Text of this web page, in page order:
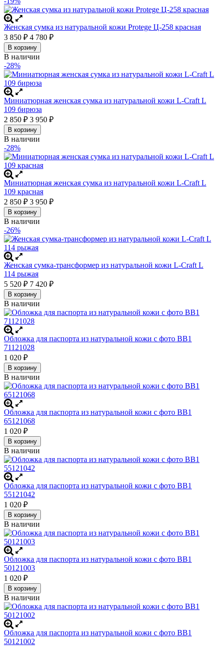
Женская сумка из натуральной кожи Protege Ц-258 красная
3 850 ₽ 4 780 ₽
В корзину
В наличии
-28%
Миниатюрная женская сумка из натуральной кожи L-Craft L
109 бирюза
2 850 ₽ 3 950 ₽
В корзину
В наличии
-28%
Миниатюрная женская сумка из натуральной кожи L-Craft L
109 красная
2 850 ₽ 3 950 ₽
В корзину
В наличии
-26%
Женская сумка-трансформер из натуральной кожи L-Craft L
114 рыжая
5 520 ₽ 7 420 ₽
В корзину
В наличии
Обложка для паспорта из натуральной кожи с фото BB1
71121028
1 020 ₽
В корзину
В наличии
Обложка для паспорта из натуральной кожи с фото BB1
65121068
1 020 ₽
В корзину
В наличии
Обложка для паспорта из натуральной кожи с фото BB1
55121042
1 020 ₽
В корзину
В наличии
Обложка для паспорта из натуральной кожи с фото BB1
50121003
1 020 ₽
В корзину
В наличии
Обложка для паспорта из натуральной кожи с фото BB1
50121002